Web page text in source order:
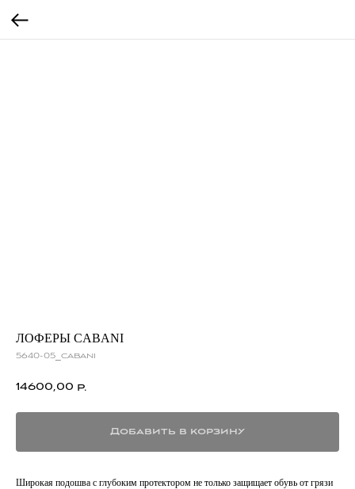
ЛОФЕРЫ CABANI
5640-05_cabani
14600,00 р.
Добавить в корзину
Широкая подошва с глубоким протектором не только защищает обувь от грязи